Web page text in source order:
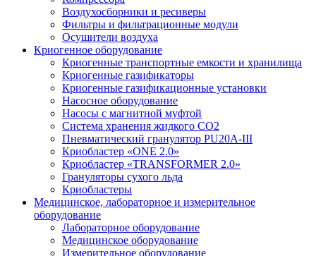
Воздухосборники и ресиверы
Фильтры и фильтрационные модули
Осушители воздуха
Криогенное оборудование
Криогенные транспортные емкости и хранилища
Криогенные газификаторы
Криогенные газификационные установки
Насосное оборудование
Насосы с магнитной муфтой
Система хранения жидкого CO2
Пневматический гранулятор PU20A-III
Криобластер «ONE 2.0»
Криобластер «TRANSFORMER 2.0»
Грануляторы сухого льда
Криобластеры
Медицинское, лабораторное и измерительное
оборудование
Лабораторное оборудование
Медицинское оборудование
Измерительное оборудование